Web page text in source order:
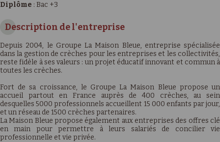
Diplôme : Bac +3
Description de l'entreprise
Depuis 2004, le Groupe La Maison Bleue, entreprise spécialisée
dans la gestion de crèches pour les entreprises et les collectivités,
reste fidèle à ses valeurs : un projet éducatif innovant et commun à
toutes les crèches.
Fort de sa croissance, le Groupe La Maison Bleue propose un
accueil partout en France auprès de 400 crèches, au sein
desquelles 5000 professionnels accueillent 15 000 enfants par jour,
et un réseau de 1500 crèches partenaires.
La Maison Bleue propose également aux entreprises des offres clé
en main pour permettre à leurs salariés de concilier vie
professionnelle et vie privée.